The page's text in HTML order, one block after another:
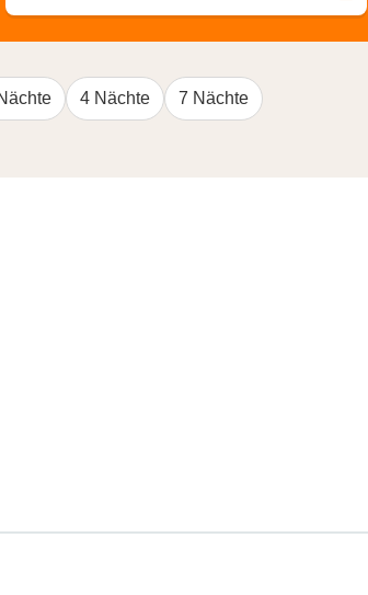
4 Nächte 7 Nächte